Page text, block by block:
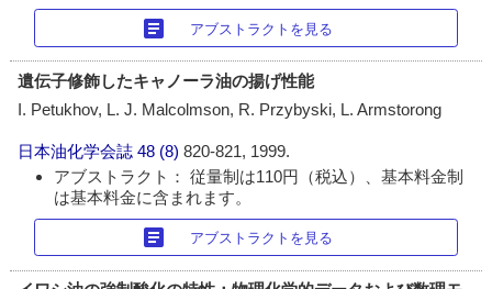
article アブストラクトを見る
遺伝子修飾したキャノーラ油の揚げ性能
I. Petukhov, L. J. Malcolmson, R. Przybyski, L. Armstorong
日本油化学会誌 48 (8)820-821, 1999.
アブストラクト： 従量制は110円（税込）、基本料金制
は基本料金に含まれます。
article アブストラクトを見る